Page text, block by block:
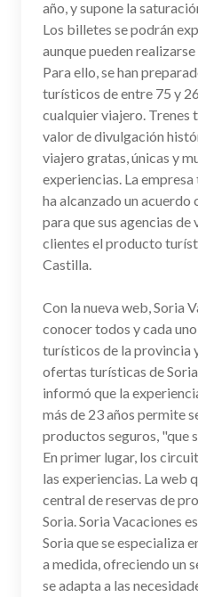
año, y supone la
Los billetes se podrán
aunque pueden
Para ello, se han
turísticos de entre 75 y
cualquier viajero. Trenes
valor de divulgación
viajero gratas, únicas y
experiencias. La
ha alcanzado un acuerdo
para que sus agencias de
clientes el producto
Castilla.
Con la nueva web, Soria
conocer todos y cada
turísticos de la provincia
ofertas turísticas de
informó que la
más de 23 años permite
productos seguros, "que
En primer lugar, los
las experiencias. La web
central de reservas de
Soria. Soria Vacaciones
Soria que se especializa
a medida, ofreciendo un
se adapta a las